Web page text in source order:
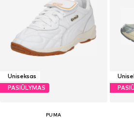
Uniseksas
PASIŪLYMAS
PUMA